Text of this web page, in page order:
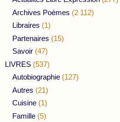
Archives Poèmes (2 112)
Libraires (1)
Partenaires (15)
Savoir (47)
LIVRES (537)
Autobiographie (127)
Autres (21)
Cuisine (1)
Famille (5)